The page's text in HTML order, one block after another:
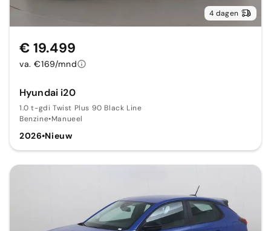
4 dagen
Hyundai i20
1.0 t-gdi Twist Plus 90 Black Line
Benzine•Manueel
2026•Nieuw
€ 19.499
va. €169/mnd